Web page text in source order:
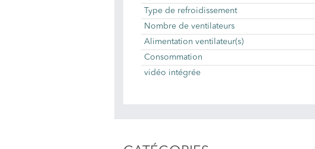
Type de refroidissement
Nombre de ventilateurs
Alimentation ventilateur(s)
Consommation
vidéo intégrée